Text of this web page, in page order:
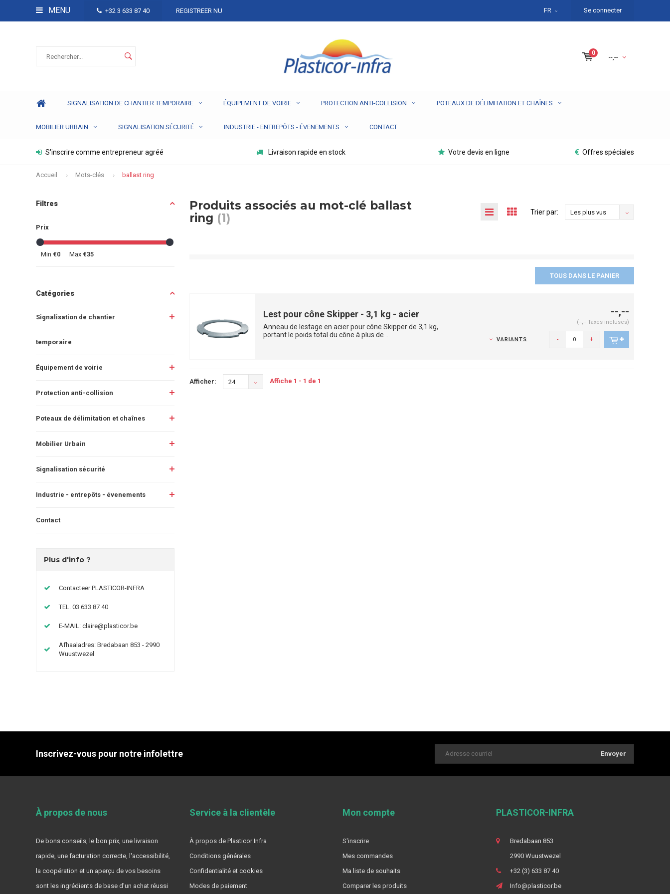
MENU +32 3 633 87 40 REGISTREER NU FR Se connecter
0
--,--
SIGNALISATION DE CHANTIER TEMPORAIRE ÉQUIPEMENT DE VOIRIE PROTECTION ANTI-COLLISION POTEAUX DE DÉLIMITATION ET CHAÎNES
MOBILIER URBAIN SIGNALISATION SÉCURITÉ INDUSTRIE - ENTREPÔTS - ÉVENEMENTS CONTACT
S'inscrire comme entrepreneur agréé Livraison rapide en stock Votre devis en ligne Offres spéciales
Accueil Mots-clés ballast ring
Filtres
Prix
Min €0 Max €35
Catégories
Signalisation de chantier
temporaire
Équipement de voirie
Protection anti-collision
Poteaux de délimitation et chaînes
Mobilier Urbain
Signalisation sécurité
Industrie - entrepôts - évenements
Contact
Plus d'info ?
Contacteer PLASTICOR-INFRA
TEL. 03 633 87 40
E-MAIL: claire@plasticor.be
Afhaaladres: Bredabaan 853 - 2990
Wuustwezel
Produits associés au mot-clé ballast
ring (1) Trier par: Les plus vus
TOUS DANS LE PANIER
Lest pour cône Skipper - 3,1 kg - acier
Anneau de lestage en acier pour cône Skipper de 3,1 kg,
portant le poids total du cône à plus de ...
--,--
(--,-- Taxes incluses)
VARIANTS - +
Afficher: 24 Affiche 1 - 1 de 1
Inscrivez-vous pour notre infolettre Envoyer
À propos de nous
De bons conseils, le bon prix, une livraison
rapide, une facturation correcte, l'accessibilité,
la coopération et un aperçu de vos besoins
sont les ingrédients de base d'un achat réussi
Service à la clientèle
À propos de Plasticor Infra
Conditions générales
Confidentialité et cookies
Modes de paiement
Mon compte
S'inscrire
Mes commandes
Ma liste de souhaits
Comparer les produits
PLASTICOR-INFRA
Bredabaan 853
2990 Wuustwezel
+32 (3) 633 87 40
Info@plasticor.be